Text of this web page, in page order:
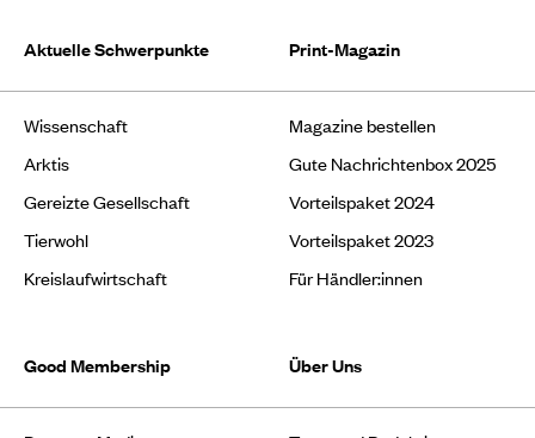
Aktuelle Schwerpunkte
Wissenschaft
Arktis
Gereizte Gesellschaft
Tierwohl
Kreislaufwirtschaft
Print-Magazin
Magazine bestellen
Gute Nachrichtenbox 2025
Vorteilspaket 2024
Vorteilspaket 2023
Für Händler:innen
Good Membership Über Uns